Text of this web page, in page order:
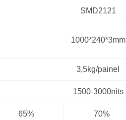
SMD2121
1000*240*3mm
3,5kg/painel
1500-3000nits
65% 70%